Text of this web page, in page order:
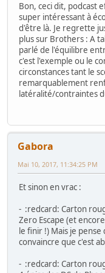
Bon, ceci dit, podcast
super intéressant à
d'être là. Je regrette
plus sur Brothers : A
parlé de l'équilibre
c'est l'exemple ou le
circonstances tant le
remarquablement
latéralité/contraintes
Gabora
Mai 10, 2017, 11:34:25 PM
Et sinon en vrac :
- :redcard: Carton
Zero Escape (et
le finir !) Mais je
convaincre que c'est
- :redcard: Carton